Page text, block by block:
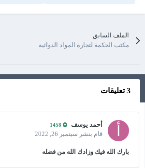
الملف السابق
مكتب الحكمة لتجارة المواد الدوائية
3 تعليقات
أحمد يوسف
قام بنشر سبتمبر 26, 2022
بارك الله فيك وزادك الله من فضله